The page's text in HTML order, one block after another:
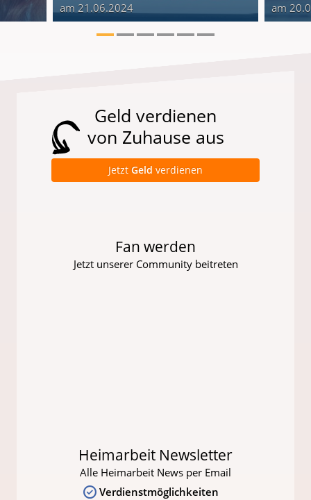
am 21.06.2024 am
Geld verdienen
von Zuhause aus
Jetzt Geld verdienen
Fan werden
Jetzt unserer Community beitreten
Heimarbeit Newsletter
Alle Heimarbeit News per Email
Verdienstmöglichkeiten